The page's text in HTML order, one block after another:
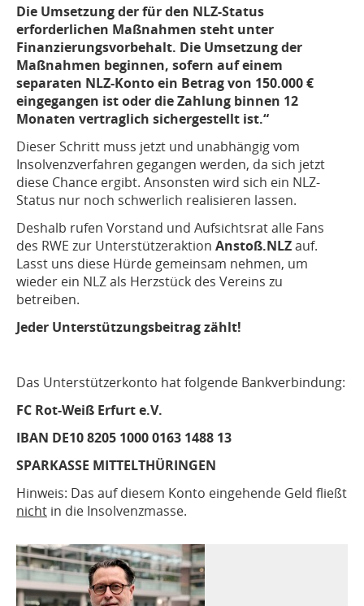
Die Umsetzung der für den NLZ-Status
erforderlichen Maßnahmen steht unter
Finanzierungsvorbehalt. Die Umsetzung der
Maßnahmen beginnen, sofern auf einem
separaten NLZ-Konto ein Betrag von 150.000 €
eingegangen ist oder die Zahlung binnen 12
Monaten vertraglich sichergestellt ist.“
Dieser Schritt muss jetzt und unabhängig vom
Insolvenzverfahren gegangen werden, da sich jetzt
diese Chance ergibt. Ansonsten wird sich ein NLZ-
Status nur noch schwerlich realisieren lassen.
Deshalb rufen Vorstand und Aufsichtsrat alle Fans
des RWE zur Unterstützeraktion Anstoß.NLZauf.
Lasst uns diese Hürde gemeinsam nehmen, um
wieder ein NLZ als Herzstück des Vereins zu
betreiben.
Jeder Unterstützungsbeitrag zählt!
Das Unterstützerkonto hat folgende Bankverbindung:
FC Rot-Weiß Erfurt e.V.
IBAN DE10 8205 1000 0163 1488 13
SPARKASSE MITTELTHÜRINGEN
Hinweis: Das auf diesem Konto eingehende Geld fließt
nicht in die Insolvenzmasse.